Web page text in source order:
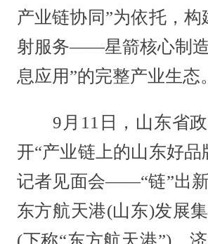
产业链协同”为依托，构
射服务——星箭核心制
息应用”的完整产业生态。
9月11日，山东省政
开“产业链上的山东好品
记者见面会——“链”出新
东方航天港(山东)发展
(下称“东方航天港”)、